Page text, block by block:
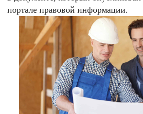
портале правовой информации.